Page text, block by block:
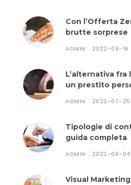
Con l’Offerta
brutte sorprese
ADMIN 2022-09-16
L’alternativa
un prestito
ADMIN 2022-07-25
Tipologie di
guida completa
ADMIN 2022-06-04
Visual